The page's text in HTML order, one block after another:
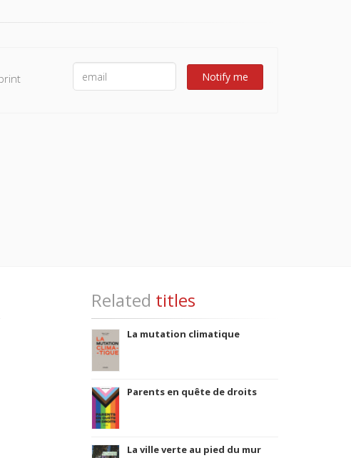
Notify me
Related titles
La mutation climatique
Parents en quête de droits
La ville verte au pied du mur